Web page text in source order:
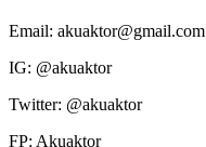
Email: akuaktor@gmail.com
IG: @akuaktor
Twitter: @akuaktor
FP: Akuaktor